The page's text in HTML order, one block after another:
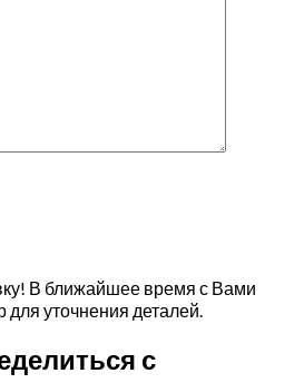
В ближайшее время с Вами
уточнения деталей.
с